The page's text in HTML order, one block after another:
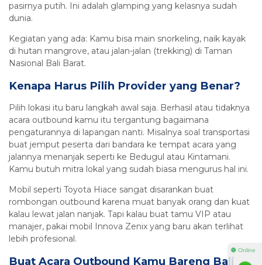
pasirnya putih. Ini adalah glamping yang kelasnya sudah
dunia.
Kegiatan yang ada: Kamu bisa main snorkeling, naik kayak
di hutan mangrove, atau jalan-jalan (trekking) di Taman
Nasional Bali Barat.
Kenapa Harus Pilih Provider yang Benar?
Pilih lokasi itu baru langkah awal saja. Berhasil atau tidaknya
acara outbound kamu itu tergantung bagaimana
pengaturannya di lapangan nanti. Misalnya soal transportasi
buat jemput peserta dari bandara ke tempat acara yang
jalannya menanjak seperti ke Bedugul atau Kintamani.
Kamu butuh mitra lokal yang sudah biasa mengurus hal ini.
Mobil seperti Toyota Hiace sangat disarankan buat
rombongan outbound karena muat banyak orang dan kuat
kalau lewat jalan nanjak. Tapi kalau buat tamu VIP atau
manajer, pakai mobil Innova Zenix yang baru akan terlihat
lebih profesional.
Buat Acara Outbound Kamu Bareng Bali
⚫ Online